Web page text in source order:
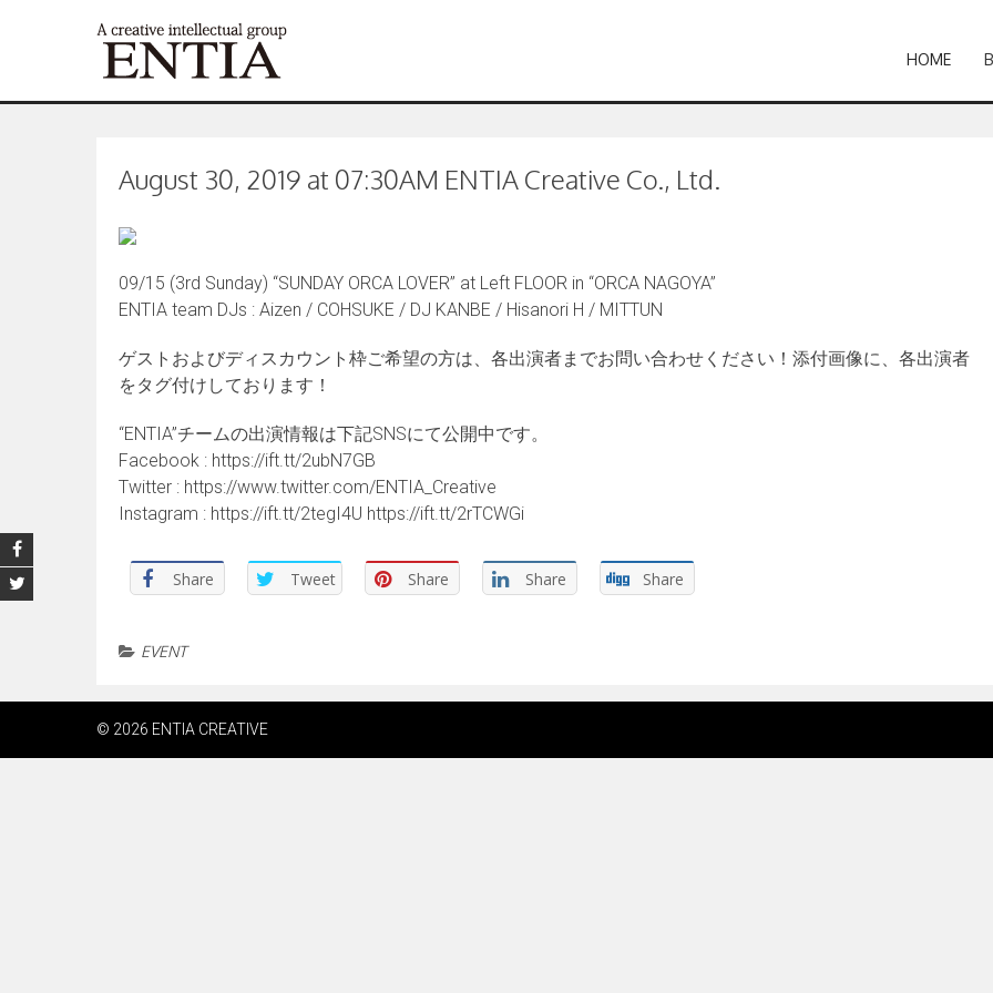
HOME
August 30, 2019 at 07:30AM ENTIA Creative Co., Ltd.
09/15 (3rd Sunday) “SUNDAY ORCA LOVER” at Left FLOOR in “ORCA NAGOYA”
ENTIA team DJs : Aizen / COHSUKE / DJ KANBE / Hisanori H / MITTUN
ゲストおよびディスカウント枠ご希望の方は、各出演者までお問い合わせください！添付画像に、各出演者
をタグ付けしております！
“ENTIA”チームの出演情報は下記SNSにて公開中です。
Facebook : https://ift.tt/2ubN7GB
Twitter : https://www.twitter.com/ENTIA_Creative
Instagram : https://ift.tt/2tegI4U https://ift.tt/2rTCWGi
Share Tweet Share Share Share
EVENT
© 2026 ENTIA CREATIVE